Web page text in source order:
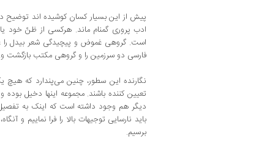
پیش از این بسیار کسان کوشیده ‌اند توضیح
ادب ‌پروری گمنام ماند. هرکسی از ظن‌ّ خود
‌است‌. گروهی غموض و پیچیدگی شعر بیدل را
فارسی دو سرزمین را و گروهی مکتب بازگشت
نگارنده این سطور، چنین می‌پندارد که هیچ
تعیین ‌کننده باشند. مجموعه اینها دخیل بوده
دیگر هم وجود داشته است که اینک به
باید نارسایی توجیهات بالا را فرا نماییم و
برسیم.